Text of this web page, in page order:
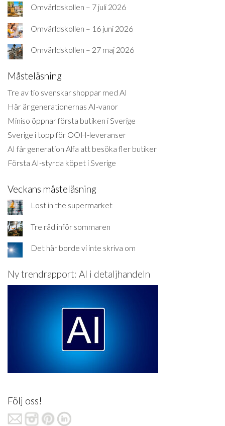
Omvärldskollen – 7 juli 2026
Omvärldskollen – 16 juni 2026
Omvärldskollen – 27 maj 2026
Måsteläsning
Tre av tio svenskar shoppar med AI
Här är generationernas AI-vanor
Miniso öppnar första butiken i Sverige
Sverige i topp för OOH-leveranser
AI får generation Alfa att besöka fler butiker
Första AI-styrda köpet i Sverige
Veckans måsteläsning
Lost in the supermarket
Tre råd inför sommaren
Det här borde vi inte skriva om
Ny trendrapport: AI i detaljhandeln
Följ oss!